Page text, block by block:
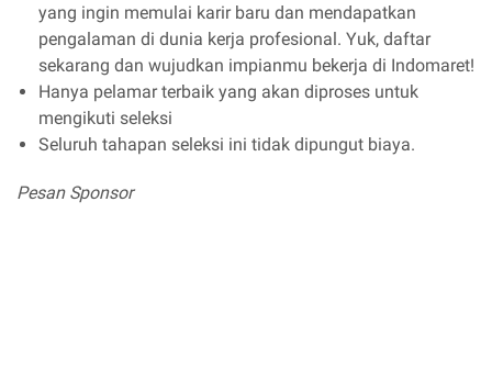
yang ingin memulai karir baru dan mendapatkan
pengalaman di dunia kerja profesional. Yuk, daftar
sekarang dan wujudkan impianmu bekerja di Indomaret!
Hanya pelamar terbaik yang akan diproses untuk
mengikuti seleksi
Seluruh tahapan seleksi ini tidak dipungut biaya.
Pesan Sponsor